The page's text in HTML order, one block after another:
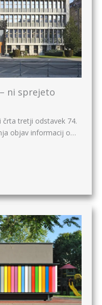
ni sprejeto
črta tretji odstavek 74.
objav informacij o…